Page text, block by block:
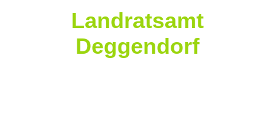
Landratsamt
Deggendorf